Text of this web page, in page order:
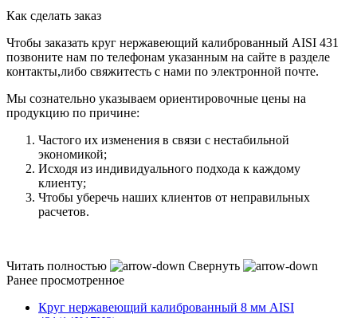
Как сделать заказ
Чтобы заказать круг нержавеющий калиброванный AISI 431
позвоните нам по телефонам указанным на сайте в разделе
контакты,либо свяжитесть с нами по электронной почте.
Мы сознательно указываем ориентировочные цены на
продукцию по причине:
Частого их изменения в связи с нестабильной
экономикой;
Исходя из индивидуального подхода к каждому
клиенту;
Чтобы уберечь наших клиентов от неправильных
расчетов.
Читать полностью
Свернуть
Ранее просмотренное
Круг нержавеющий калиброванный 8 мм AISI